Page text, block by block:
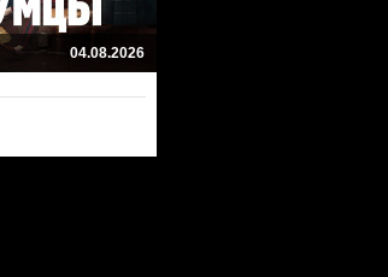
04.08.2026